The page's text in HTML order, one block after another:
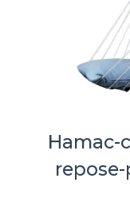
Hamac-
repose-